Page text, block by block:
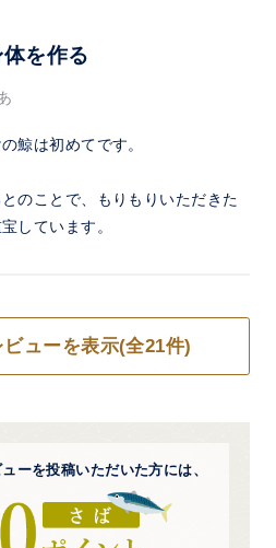
を作る
鯨は初めてです。
のことで、もりもりいただきた
しています。
ューを表示(全21件)
ーを投稿いただいた方には、